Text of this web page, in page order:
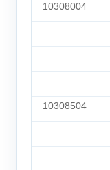
10308004
10308504